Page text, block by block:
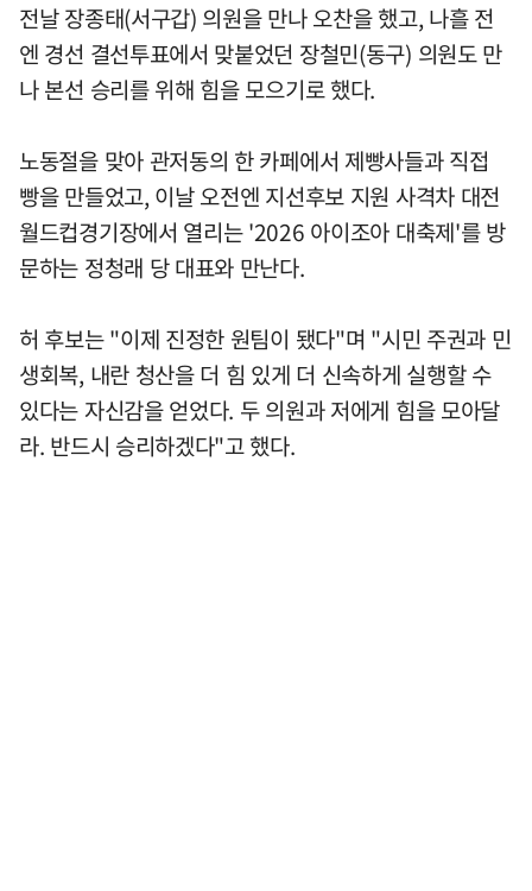
전날 장종태(서구갑) 의원을 만나 오찬을 했고, 나흘 전
엔 경선 결선투표에서 맞붙었던 장철민(동구) 의원도 만
나 본선 승리를 위해 힘을 모으기로 했다.
노동절을 맞아 관저동의 한 카페에서 제빵사들과 직접
빵을 만들었고, 이날 오전엔 지선후보 지원 사격차 대전
월드컵경기장에서 열리는 '2026 아이조아 대축제'를 방
문하는 정청래 당 대표와 만난다.
허 후보는 "이제 진정한 원팀이 됐다"며 "시민 주권과 민
생회복, 내란 청산을 더 힘 있게 더 신속하게 실행할 수
있다는 자신감을 얻었다. 두 의원과 저에게 힘을 모아달
라. 반드시 승리하겠다"고 했다.